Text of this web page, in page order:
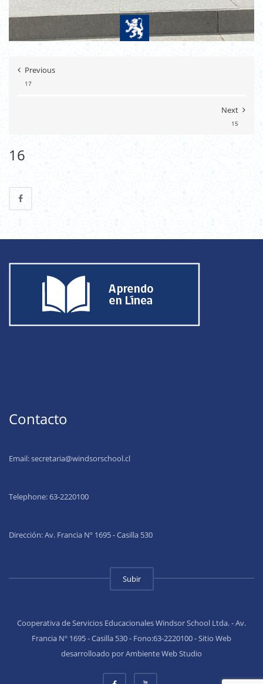
Previous
17
Next
15
16
Contacto
Email:secretaria@windsorschool.cl
Telephone: 63-2220100
Dirección: Av. Francia Nº 1695 - Casilla 530
Subir
Cooperativa de Servicios Educacionales Windsor School Ltda. - Av.
Francia Nº 1695 - Casilla 530 - Fono:63-2220100 - Sitio Web
desarrolloado por Ambiente Web Studio